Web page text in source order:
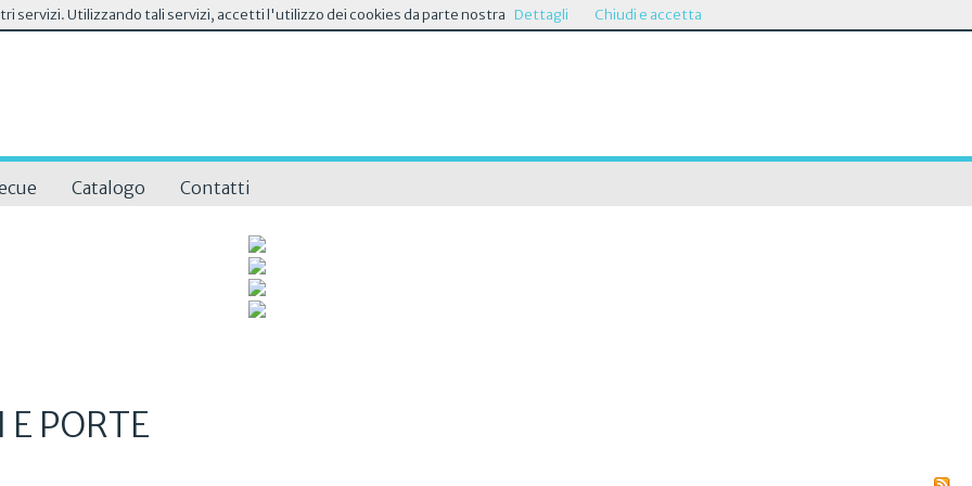
Catalogo Contatti
PORTE
servizi. Utilizzando tali servizi, accetti l'utilizzo dei cookies da parte nostra Dettagli Chiudi e accetta